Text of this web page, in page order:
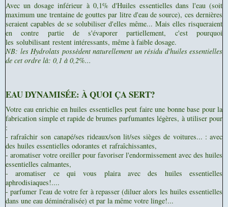
Avec un dosage inférieur à 0,1% d'Huiles essentielles dans l'eau (soit
maximum une trentaine de gouttes par litre d'eau de source), ces dernières
seraient capables de se solubiliser d'elles même... Mais elles risqueraient
en contre partie de s'évaporer partiellement, c'est pourquoi
les solubilisant restent intéressants, même à faible dosage.
NB: les Hydrolats possèdent naturellement un résidu d'huiles essentielles
de cet ordre là: 0,1 à 0,2%...
EAU DYNAMISÉE: À QUOI ÇA SERT?
Votre eau enrichie en huiles essentielles peut faire une bonne base pour la
fabrication simple et rapide de brumes parfumantes légères, à utiliser pour
:
- rafraîchir son canapé/ses rideaux/son lit/ses sièges de voitures... : avec
des huiles essentielles odorantes et rafraîchissantes,
- aromatiser votre oreiller pour favoriser l'endormissement avec des huiles
essentielles calmantes,
- aromatiser ce qui vous plaira avec des huiles essentielles
aphrodisiaques!....
- parfumer l'eau de votre fer à repasser (diluer alors les huiles essentielles
dans une eau déminéralisée) et par la même votre linge!...